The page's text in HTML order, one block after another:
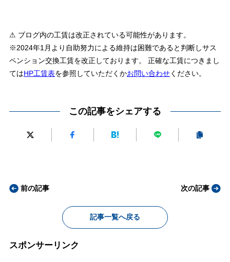
⚠ ブログ内の工賃は改正されている可能性があります。
※2024年1月より自助努力による維持は困難であると判断しサス
ペンション交換工賃を改正しております。 正確な工賃につきまし
てはHP工賃表を参照していただくかお問い合わせください。
この記事をシェアする
前の記事
記事一覧へ戻る
次の記事
スポンサーリンク